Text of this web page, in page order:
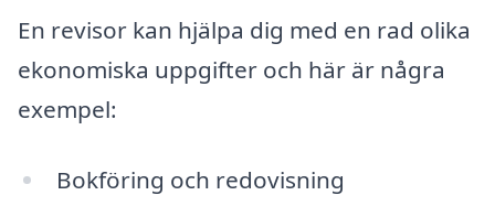
En revisor kan hjälpa dig med en rad olika
ekonomiska uppgifter och här är några
exempel:
Bokföring och redovisning